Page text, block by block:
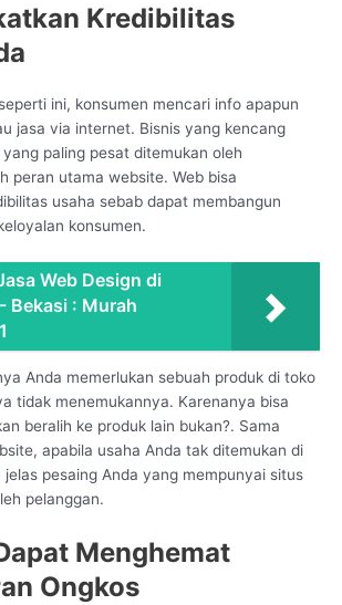
Kredibilitas
ini, konsumen mencari info apapun
jasa via internet. Bisnis yang kencang
paling pesat ditemukan oleh
peran utama website. Web bisa
usaha sebab dapat membangun
konsumen.
Web Design di
Bekasi : Murah
Anda memerlukan sebuah produk di toko
tidak menemukannya. Karenanya bisa
beralih ke produk lain bukan?. Sama
apabila usaha Anda tak ditemukan di
jelas pesaing Anda yang mempunyai situs
pelanggan.
Menghemat
Ongkos